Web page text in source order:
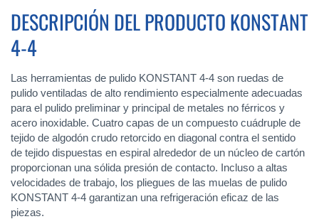
DESCRIPCIÓN DEL PRODUCTO KONSTANT
4-4
Las herramientas de pulido KONSTANT 4-4 son ruedas de
pulido ventiladas de alto rendimiento especialmente adecuadas
para el pulido preliminar y principal de metales no férricos y
acero inoxidable. Cuatro capas de un compuesto cuádruple de
tejido de algodón crudo retorcido en diagonal contra el sentido
de tejido dispuestas en espiral alrededor de un núcleo de cartón
proporcionan una sólida presión de contacto. Incluso a altas
velocidades de trabajo, los pliegues de las muelas de pulido
KONSTANT 4-4 garantizan una refrigeración eficaz de las
piezas.